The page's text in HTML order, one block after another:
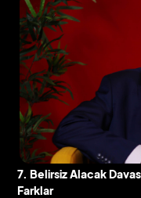
ışığında bu bölümde
7. Belirsiz Alacak
Farklar